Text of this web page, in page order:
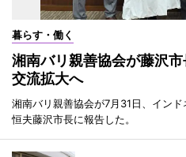
暮らす・働く
湘南バリ親善協会が藤沢
交流拡大へ
湘南バリ親善協会が7月31日、イン
恒夫藤沢市長に報告した。